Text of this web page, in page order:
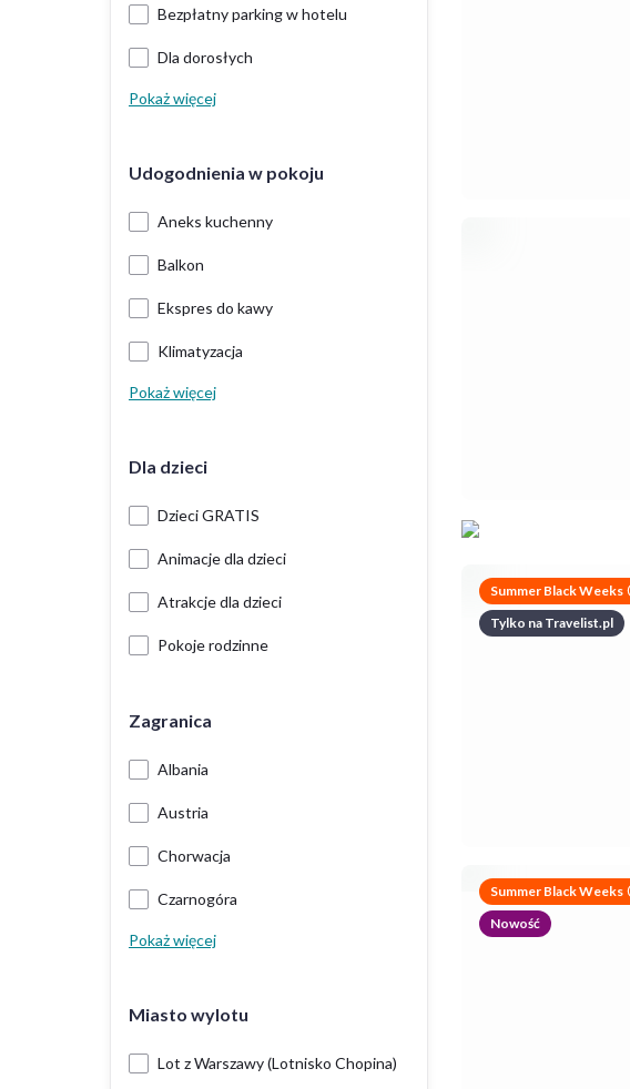
Bezpłatny parking w hotelu
Dla dorosłych
Pokaż więcej
Udogodnienia w pokoju
Aneks kuchenny
Balkon
Ekspres do kawy
Klimatyzacja
Pokaż więcej
Dla dzieci
Dzieci GRATIS
Animacje dla dzieci
Atrakcje dla dzieci
Pokoje rodzinne
Zagranica
Albania
Austria
Chorwacja
Czarnogóra
Pokaż więcej
Miasto wylotu
Lot z Warszawy (Lotnisko Chopina)
Summer Black Weeks
Tylko na Travelist.pl
Summer Black Weeks
Nowość